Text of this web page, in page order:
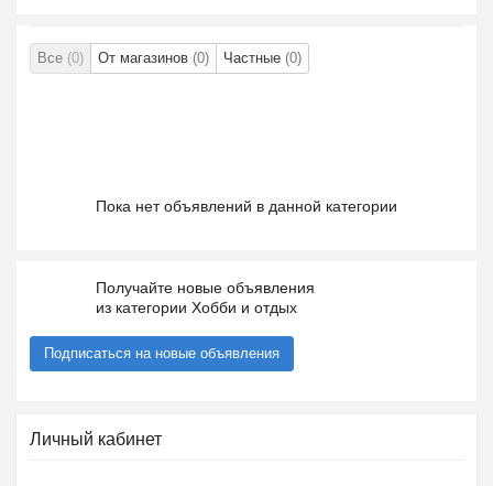
Все (0) От магазинов (0) Частные (0)
Пока нет объявлений в данной категории
Получайте новые объявления
из категории Хобби и отдых
Подписаться на новые объявления
Личный кабинет